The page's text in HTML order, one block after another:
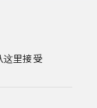
这里接受